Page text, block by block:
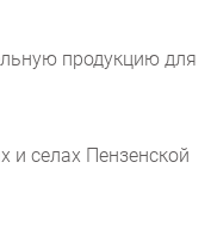
продукцию для
и селах Пензенской